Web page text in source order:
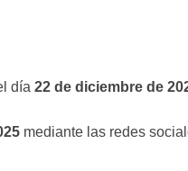
día 22 de diciembre de
mediante las redes